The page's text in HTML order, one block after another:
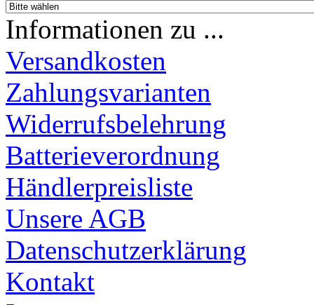
Informationen zu ...
Versandkosten
Zahlungsvarianten
Widerrufsbelehrung
Batterieverordnung
Händlerpreisliste
Unsere AGB
Datenschutzerklärung
Kontakt